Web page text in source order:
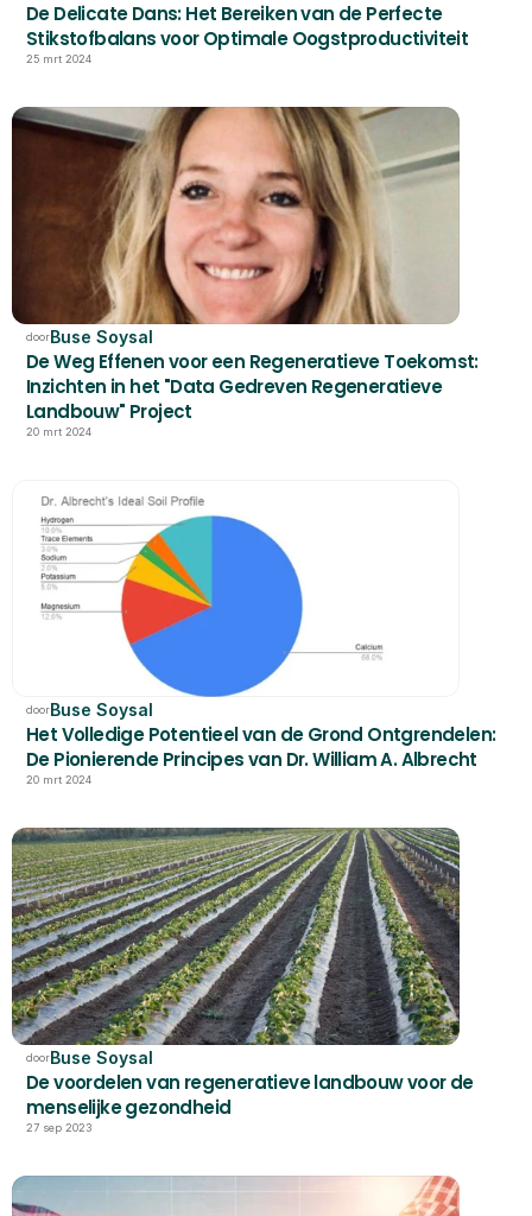
De Delicate Dans: Het Bereiken van de Perfecte
Stikstofbalans voor Optimale Oogstproductiviteit
25 mrt 2024
doorBuse Soysal
De Weg Effenen voor een Regeneratieve Toekomst:
Inzichten in het "Data Gedreven Regeneratieve
Landbouw" Project
20 mrt 2024
doorBuse Soysal
Het Volledige Potentieel van de Grond Ontgrendelen:
De Pionierende Principes van Dr. William A. Albrecht
20 mrt 2024
doorBuse Soysal
De voordelen van regeneratieve landbouw voor de
menselijke gezondheid
27 sep 2023